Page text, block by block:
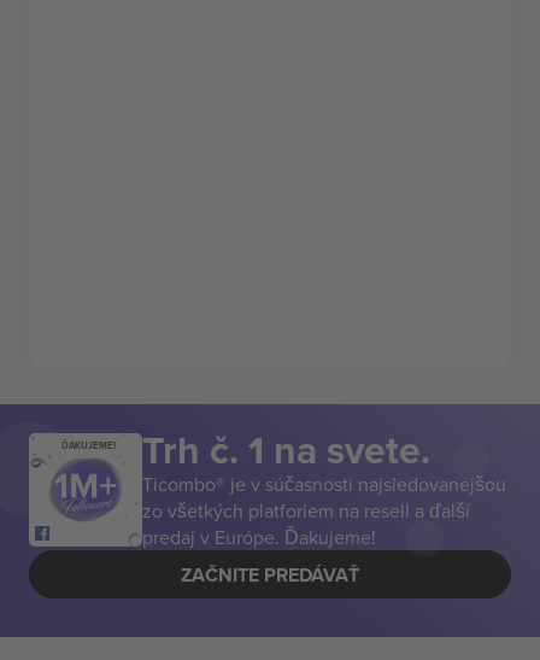
ĎAKUJEME! Trh č. 1 na svete.
Ticombo® je v súčasnosti najsledovanejšou
zo všetkých platforiem na resell a ďalší
predaj v Európe. Ďakujeme!
ZAČNITE PREDÁVAŤ